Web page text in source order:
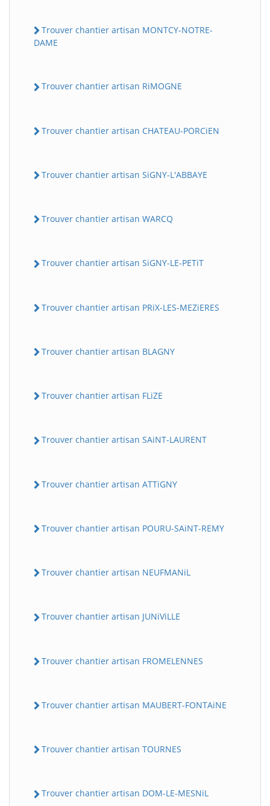
Trouver chantier artisan MONTCY-NOTRE-
DAME
Trouver chantier artisan RiMOGNE
Trouver chantier artisan CHATEAU-PORCiEN
Trouver chantier artisan SiGNY-L'ABBAYE
Trouver chantier artisan WARCQ
Trouver chantier artisan SiGNY-LE-PETiT
Trouver chantier artisan PRiX-LES-MEZiERES
Trouver chantier artisan BLAGNY
Trouver chantier artisan FLiZE
Trouver chantier artisan SAiNT-LAURENT
Trouver chantier artisan ATTiGNY
Trouver chantier artisan POURU-SAiNT-REMY
Trouver chantier artisan NEUFMANiL
Trouver chantier artisan JUNiViLLE
Trouver chantier artisan FROMELENNES
Trouver chantier artisan MAUBERT-FONTAiNE
Trouver chantier artisan TOURNES
Trouver chantier artisan DOM-LE-MESNiL